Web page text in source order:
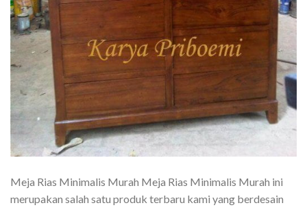
Meja Rias Minimalis Murah Meja Rias Minimalis Murah ini
merupakan salah satu produk terbaru kami yang berdesain